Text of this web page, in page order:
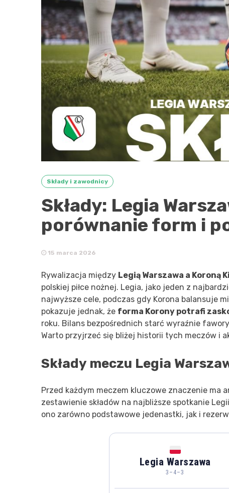
Składy i zawodnicy
Składy: Legia
porównanie form i
15 marca 2026
Rywalizacja między Legią Warszawa a Koroną
polskiej piłce nożnej. Legia, jako jeden z
najwyższe cele, podczas gdy Korona balansuje
pokazuje jednak, że forma Korony potrafi
roku. Bilans bezpośrednich starć wyraźnie
Warto przyjrzeć się bliżej historii tych meczów i
Składy meczu Legia
Przed każdym meczem kluczowe znaczenie ma
zestawienie składów na najbliższe spotkanie
ono zarówno podstawowe jedenastki, jak i
Legia Warszawa
3–4–3